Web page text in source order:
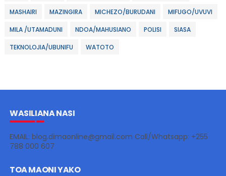
MASHAIRI MAZINGIRA MICHEZO/BURUDANI MIFUGO/UVUVI
MILA /UTAMADUNI NDOA/MAHUSIANO POLISI SIASA
TEKNOLOJIA/UBUNIFU WATOTO
WASILIANA NASI
EMAIL: blog.dimaonline@gmail.com Call/Whatsapp: +255
788 000 607
TOA MAONI YAKO